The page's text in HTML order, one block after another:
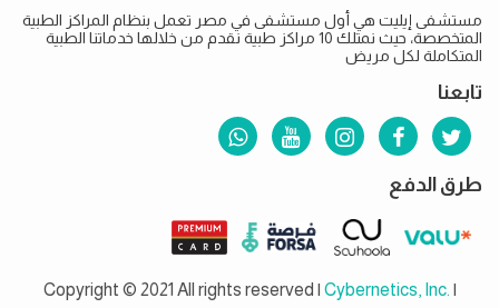
مستشفى إيليت هي أول مستشفى في مصر تعمل بنظام المراكز الطبية
المتخصصة، حيث نمتلك 10 مراكز طبية نقدم من خلالها خدماتنا الطبية
المتكاملة لكل مريض
تابعنا
طرق الدفع
Copyright © 2021 All rights reserved | Cybernetics, Inc. |